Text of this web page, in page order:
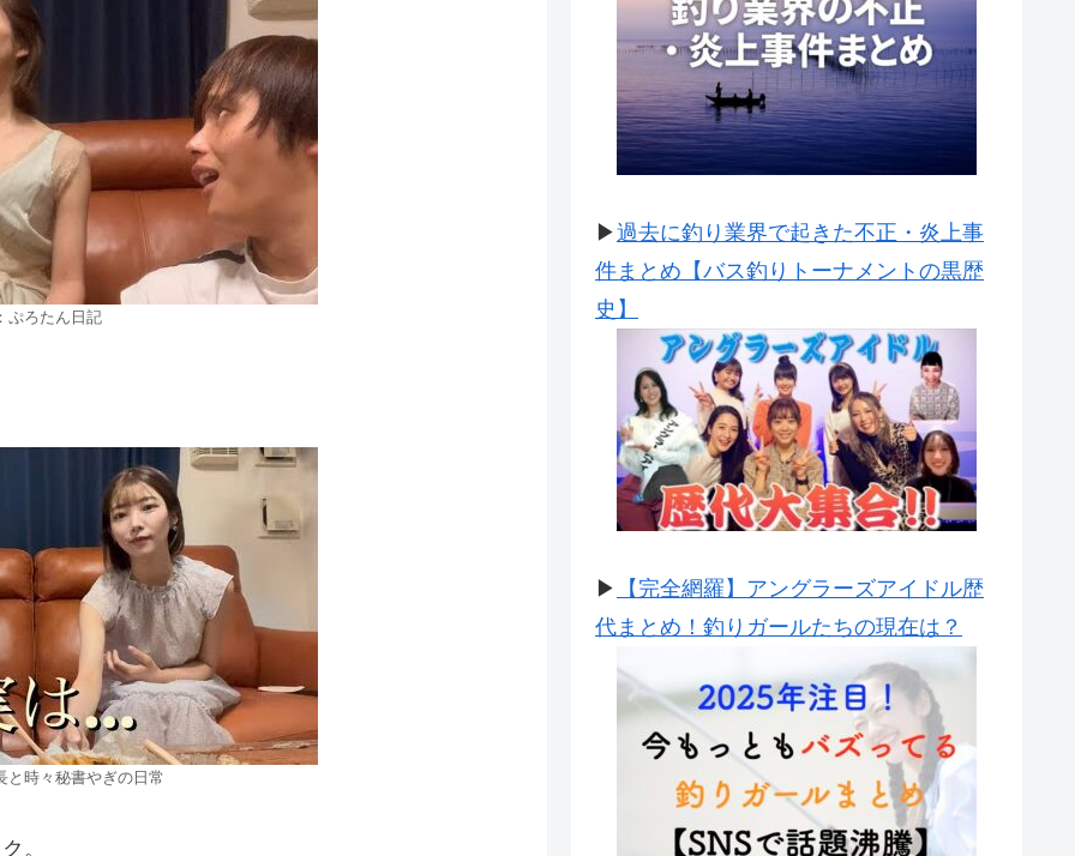
ぷろたん日記
と時々秘書やぎの日常
。
▶過去に釣り業界で起きた不正・炎上事
件まとめ【バス釣りトーナメントの黒歴
史】
▶
【完全網羅】アングラーズアイドル歴
代まとめ！釣りガールたちの現在は？